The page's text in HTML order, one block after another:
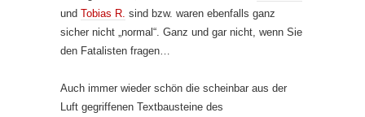
und Tobias R. sind bzw. waren ebenfalls ganz
sicher nicht „normal“. Ganz und gar nicht, wenn Sie
den Fatalisten fragen…
Auch immer wieder schön die scheinbar aus der
Luft gegriffenen Textbausteine des